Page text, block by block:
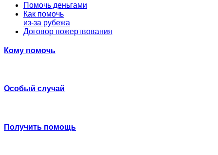
Помочь деньгами
Как помочь
из-за рубежа
Договор пожертвования
Кому помочь
Особый случай
Получить помощь